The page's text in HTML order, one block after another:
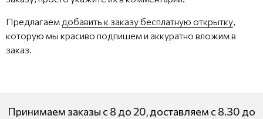
Предлагаем добавить к заказу бесплатную открытку,
которую мы красиво подпишем и аккуратно вложим в
заказ.
Принимаем заказы с 8 до 20, доставляем с 8.30 до